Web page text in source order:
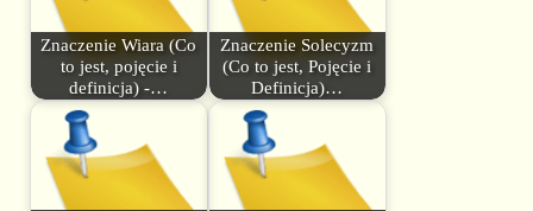
Znaczenie Wiara (Co
to jest, pojęcie i
definicja) -…
Znaczenie Solecyzm
(Co to jest, Pojęcie i
Definicja)…